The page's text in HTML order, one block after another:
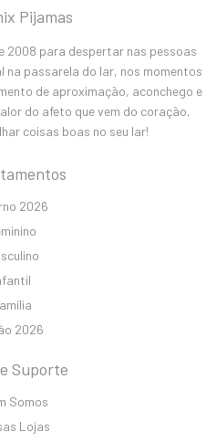
Pijamas
2008 para despertar nas pessoas
na passarela do lar, nos momentos
de aproximação, aconchego e
do afeto que vem do coração,
coisas boas no seu lar!
2026
2026
Suporte
Somos
Lojas